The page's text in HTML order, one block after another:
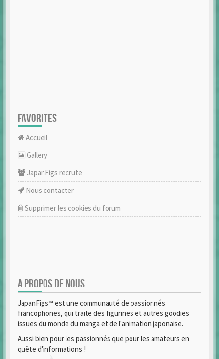
FAVORITES
Accueil
Gallery
JapanFigs recrute
Nous contacter
Supprimer les cookies du forum
A PROPOS DE NOUS
JapanFigs™ est une communauté de passionnés
francophones, qui traite des figurines et autres goodies
issues du monde du manga et de l'animation japonaise.
Aussi bien pour les passionnés que pour les amateurs en
quête d'informations !